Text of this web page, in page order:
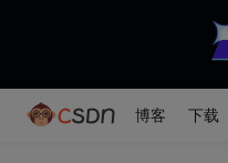
博客 下载